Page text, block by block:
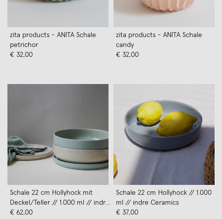
zita products - ANITA Schale
petrichor
€ 32,00
zita products - ANITA Schale
candy
€ 32,00
Schale 22 cm Hollyhock mit
Deckel/Teller // 1.000 ml // indre
Ceramics
€ 62,00
Schale 22 cm Hollyhock // 1.000
ml // indre Ceramics
€ 37,00